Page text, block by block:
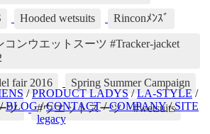
Hooded wetsuits Rinconﾒﾝｽﾞ
コンウエットスーツ #Tracker-jacket
fair 2016 Spring Summer Campaign
ツ #ウエットスーツ #wetsuits
/PRODUCT LADYS /LA-STYLE /
BLOG/CONTACT/COMPANY/SITE
legacy